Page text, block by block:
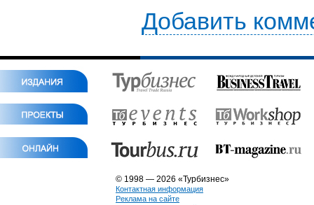
Добавить
© 1998 — 2026 «Турбизнес»
Контактная информация
Реклама на сайте